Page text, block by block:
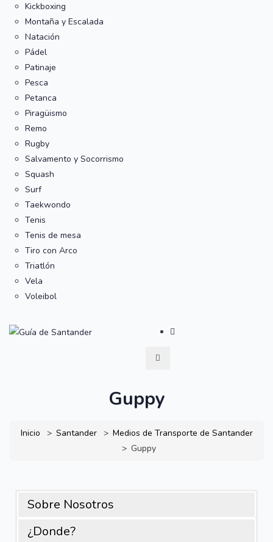
Kickboxing
Montaña y Escalada
Natación
Pádel
Patinaje
Pesca
Petanca
Piragüismo
Remo
Rugby
Salvamento y Socorrismo
Squash
Surf
Taekwondo
Tenis
Tenis de mesa
Tiro con Arco
Triatlón
Vela
Voleibol
Guppy
Inicio Santander
Medios de Transporte de Santander
Guppy
Sobre Nosotros
¿Donde?